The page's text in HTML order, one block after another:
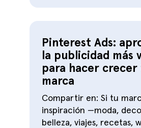
Pinterest Ads:
la publicidad más
para hacer crecer
marca
Compartir en: Si tu
inspiración —moda,
belleza, viajes, recetas,